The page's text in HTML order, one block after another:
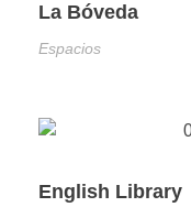
La Bóveda
Espacios
English Library